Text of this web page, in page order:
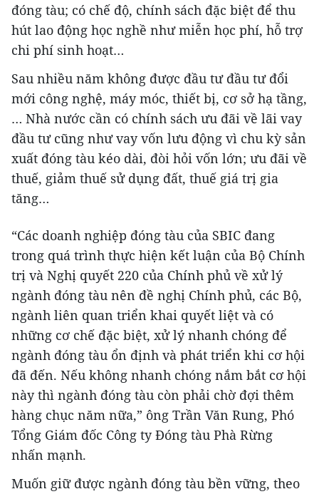
đóng tàu; có chế độ, chính sách đặc biệt để thu
hút lao động học nghề như miễn học phí, hỗ trợ
chi phí sinh hoạt…
Sau nhiều năm không được đầu tư đầu tư đổi
mới công nghệ, máy móc, thiết bị, cơ sở hạ tầng,
… Nhà nước cần có chính sách ưu đãi về lãi vay
đầu tư cũng như vay vốn lưu động vì chu kỳ sản
xuất đóng tàu kéo dài, đòi hỏi vốn lớn; ưu đãi về
thuế, giảm thuế sử dụng đất, thuế giá trị gia
tăng…
“Các doanh nghiệp đóng tàu của SBIC đang
trong quá trình thực hiện kết luận của Bộ Chính
trị và Nghị quyết 220 của Chính phủ về xử lý
ngành đóng tàu nên đề nghị Chính phủ, các Bộ,
ngành liên quan triển khai quyết liệt và có
những cơ chế đặc biệt, xử lý nhanh chóng để
ngành đóng tàu ổn định và phát triển khi cơ hội
đã đến. Nếu không nhanh chóng nắm bắt cơ hội
này thì ngành đóng tàu còn phải chờ đợi thêm
hàng chục năm nữa,” ông Trần Văn Rung, Phó
Tổng Giám đốc Công ty Đóng tàu Phà Rừng
nhấn mạnh.
Muốn giữ được ngành đóng tàu bền vững, theo